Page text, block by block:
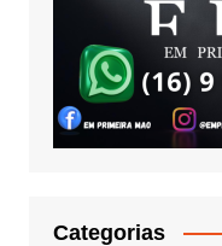
Categorias